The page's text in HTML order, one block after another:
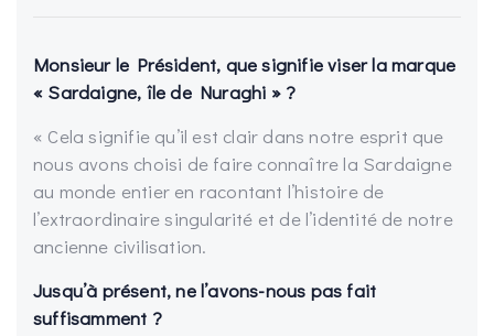
Monsieur le Président, que signifie viser la marque
« Sardaigne, île de Nuraghi » ?
« Cela signifie qu’il est clair dans notre esprit que
nous avons choisi de faire connaître la Sardaigne
au monde entier en racontant l’histoire de
l’extraordinaire singularité et de l’identité de notre
ancienne civilisation.
Jusqu’à présent, ne l’avons-nous pas fait
suffisamment ?